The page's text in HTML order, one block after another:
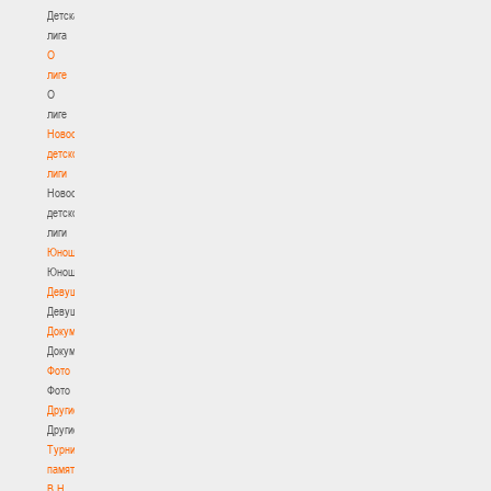
Детская
лига
О
лиге
О
лиге
Новости
детской
лиги
Новости
детской
лиги
Юноши
Юноши
Девушки
Девушки
Документы
Документы
Фото
Фото
Другие
Другие
Турнир
памяти
В.Н.